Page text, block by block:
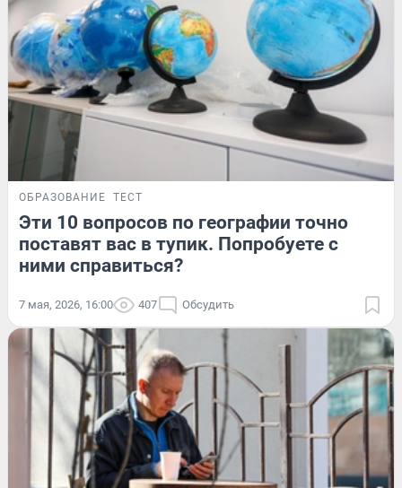
ОБРАЗОВАНИЕ ТЕСТ
Эти 10 вопросов по географии точно
поставят вас в тупик. Попробуете с
ними справиться?
7 мая, 2026, 16:00 407 Обсудить